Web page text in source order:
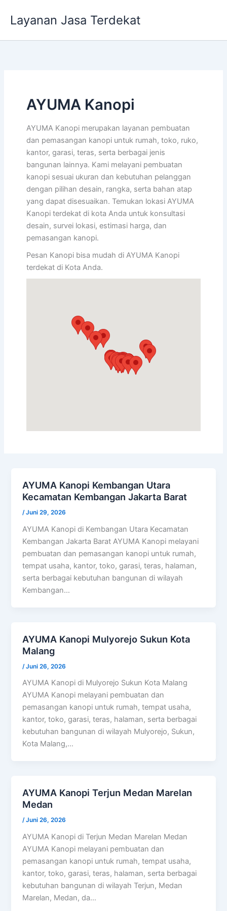
Layanan Jasa Terdekat
AYUMA Kanopi
AYUMA Kanopi merupakan layanan pembuatan
dan pemasangan kanopi untuk rumah, toko, ruko,
kantor, garasi, teras, serta berbagai jenis
bangunan lainnya. Kami melayani pembuatan
kanopi sesuai ukuran dan kebutuhan pelanggan
dengan pilihan desain, rangka, serta bahan atap
yang dapat disesuaikan. Temukan lokasi AYUMA
Kanopi terdekat di kota Anda untuk konsultasi
desain, survei lokasi, estimasi harga, dan
pemasangan kanopi.
Pesan Kanopi bisa mudah di AYUMA Kanopi
terdekat di Kota Anda.
AYUMA Kanopi Kembangan Utara
Kecamatan Kembangan Jakarta Barat
/Juni 29, 2026
AYUMA Kanopi di Kembangan Utara Kecamatan
Kembangan Jakarta Barat AYUMA Kanopi melayani
pembuatan dan pemasangan kanopi untuk rumah,
tempat usaha, kantor, toko, garasi, teras, halaman,
serta berbagai kebutuhan bangunan di wilayah
Kembangan…
AYUMA Kanopi Mulyorejo Sukun Kota
Malang
/Juni 26, 2026
AYUMA Kanopi di Mulyorejo Sukun Kota Malang
AYUMA Kanopi melayani pembuatan dan
pemasangan kanopi untuk rumah, tempat usaha,
kantor, toko, garasi, teras, halaman, serta berbagai
kebutuhan bangunan di wilayah Mulyorejo, Sukun,
Kota Malang,…
AYUMA Kanopi Terjun Medan Marelan
Medan
/Juni 26, 2026
AYUMA Kanopi di Terjun Medan Marelan Medan
AYUMA Kanopi melayani pembuatan dan
pemasangan kanopi untuk rumah, tempat usaha,
kantor, toko, garasi, teras, halaman, serta berbagai
kebutuhan bangunan di wilayah Terjun, Medan
Marelan, Medan, da…